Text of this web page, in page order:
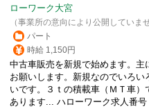
ローワーク大宮
（事業所の意向により公開していま
パート
時給 1,150円
中古車販売を新規で始めます。
お願いします。新規なのでいろ
いです。３ｔの積載車（ＭＴ車
あります... ハローワーク求人番号